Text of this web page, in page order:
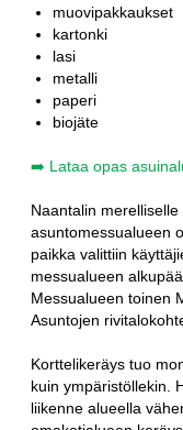
muovipakkaukset
kartonki
lasi
metalli
paperi
biojäte
➡️ Lataa opas
Naantalin
asuntomessualueen
paikka valittiin
messualueen
Messualueen toinen
Asuntojen
Korttelikeräys tuo
kuin ympäristöllekin.
liikenne alueella